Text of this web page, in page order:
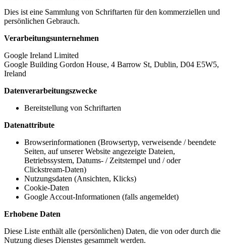
Dies ist eine Sammlung von Schriftarten für den kommerziellen und
persönlichen Gebrauch.
Verarbeitungsunternehmen
Google Ireland Limited
Google Building Gordon House, 4 Barrow St, Dublin, D04 E5W5,
Ireland
Datenverarbeitungszwecke
Bereitstellung von Schriftarten
Datenattribute
Browserinformationen (Browsertyp, verweisende / beendete
Seiten, auf unserer Website angezeigte Dateien,
Betriebssystem, Datums- / Zeitstempel und / oder
Clickstream-Daten)
Nutzungsdaten (Ansichten, Klicks)
Cookie-Daten
Google Accout-Informationen (falls angemeldet)
Erhobene Daten
Diese Liste enthält alle (persönlichen) Daten, die von oder durch die
Nutzung dieses Dienstes gesammelt werden.